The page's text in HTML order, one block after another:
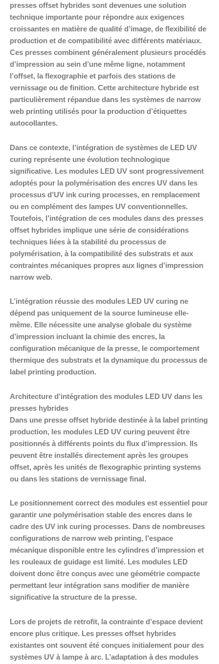
presses offset hybrides sont devenues une solution
technique importante pour répondre aux exigences
croissantes en matière de qualité d’image, de flexibilité de
production et de compatibilité avec différents matériaux.
Ces presses combinent généralement plusieurs procédés
d’impression au sein d’une même ligne, notamment
l’offset, la flexographie et parfois des stations de
vernissage ou de finition. Cette architecture hybride est
particulièrement répandue dans les systèmes de narrow
web printing utilisés pour la production d’étiquettes
autocollantes.
Dans ce contexte, l’intégration de systèmes de LED UV
curing représente une évolution technologique
significative. Les modules LED UV sont progressivement
adoptés pour la polymérisation des encres UV dans les
processus d’UV ink curing processes, en remplacement
ou en complément des lampes UV conventionnelles.
Toutefois, l’intégration de ces modules dans des presses
offset hybrides implique une série de considérations
techniques liées à la stabilité du processus de
polymérisation, à la compatibilité des substrats et aux
contraintes mécaniques propres aux lignes d’impression
narrow web.
L’intégration réussie des modules LED UV curing ne
dépend pas uniquement de la source lumineuse elle-
même. Elle nécessite une analyse globale du système
d’impression incluant la chimie des encres, la
configuration mécanique de la presse, le comportement
thermique des substrats et la dynamique du processus de
label printing production.
Architecture d’intégration des modules LED UV dans les
presses hybrides
Dans une presse offset hybride destinée à la label printing
production, les modules LED UV curing peuvent être
positionnés à différents points du flux d’impression. Ils
peuvent être installés directement après les groupes
offset, après les unités de flexographic printing systems
ou dans les stations de vernissage final.
Le positionnement correct des modules est essentiel pour
garantir une polymérisation stable des encres dans le
cadre des UV ink curing processes. Dans de nombreuses
configurations de narrow web printing, l’espace
mécanique disponible entre les cylindres d’impression et
les rouleaux de guidage est limité. Les modules LED
doivent donc être conçus avec une géométrie compacte
permettant leur intégration sans modifier de manière
significative la structure de la presse.
Lors de projets de retrofit, la contrainte d’espace devient
encore plus critique. Les presses offset hybrides
existantes ont souvent été conçues initialement pour des
systèmes UV à lampe à arc. L’adaptation à des modules